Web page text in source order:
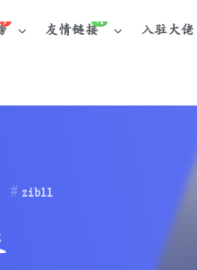
zibll
友情链接
+1
入驻大佬